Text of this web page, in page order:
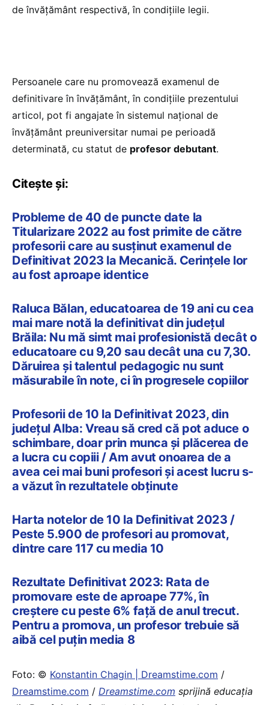
de învăţământ respectivă, în condiţiile legii.
Persoanele care nu promovează examenul de
definitivare în învăţământ, în condiţiile prezentului
articol, pot fi angajate în sistemul naţional de
învăţământ preuniversitar numai pe perioadă
determinată, cu statut de profesor debutant.
Citește și:
Probleme de 40 de puncte date la
Titularizare 2022 au fost primite de către
profesorii care au susținut examenul de
Definitivat 2023 la Mecanică. Cerințele lor
au fost aproape identice
Raluca Bălan, educatoarea de 19 ani cu cea
mai mare notă la definitivat din județul
Brăila: Nu mă simt mai profesionistă decât o
educatoare cu 9,20 sau decât una cu 7,30.
Dăruirea și talentul pedagogic nu sunt
măsurabile în note, ci în progresele copiilor
Profesorii de 10 la Definitivat 2023, din
județul Alba: Vreau să cred că pot aduce o
schimbare, doar prin munca și plăcerea de
a lucra cu copiii / Am avut onoarea de a
avea cei mai buni profesori și acest lucru s-
a văzut în rezultatele obținute
Harta notelor de 10 la Definitivat 2023 /
Peste 5.900 de profesori au promovat,
dintre care 117 cu media 10
Rezultate Definitivat 2023: Rata de
promovare este de aproape 77%, în
creștere cu peste 6% față de anul trecut.
Pentru a promova, un profesor trebuie să
aibă cel puțin media 8
Foto: © Konstantin Chagin | Dreamstime.com /
Dreamstime.com / Dreamstime.com sprijină educaţia